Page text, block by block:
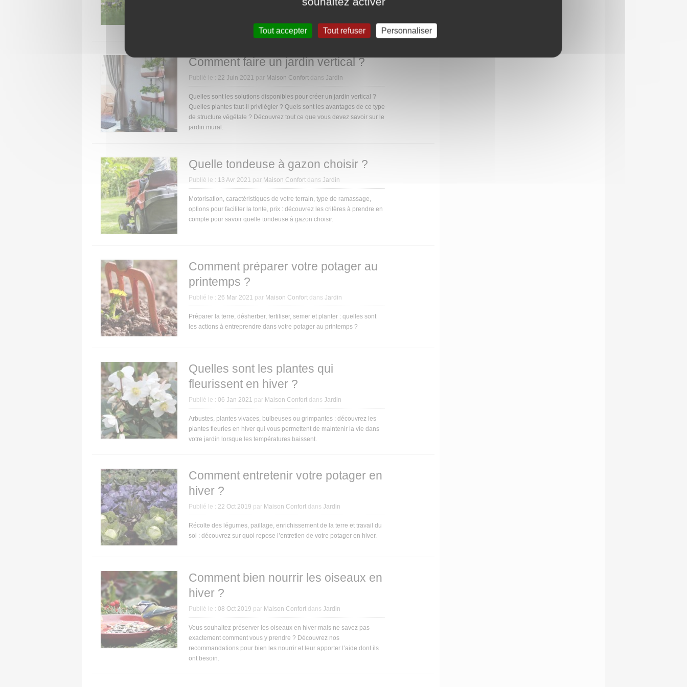
Tout accepter Tout refuser Personnaliser
Critères à prendre en compte pour faire le bon choix, caractéristiques
votre dispositif d’arrosage automatique.
Comment faire un jardin vertical ?
Publié le : 22 Juin 2021 par Maison Confort dans Jardin
Quelles sont les solutions disponibles pour créer un jardin vertical ?
Quelles plantes faut-il privilégier ? Quels sont les avantages de ce type
de structure végétale ? Découvrez tout ce que vous devez savoir sur le
jardin mural.
Quelle tondeuse à gazon choisir ?
Publié le : 13 Avr 2021 par Maison Confort dans Jardin
Motorisation, caractéristiques de votre terrain, type de ramassage,
options pour faciliter la tonte, prix : découvrez les critères à prendre en
compte pour savoir quelle tondeuse à gazon choisir.
Comment préparer votre potager au
printemps ?
Publié le : 26 Mar 2021 par Maison Confort dans Jardin
Préparer la terre, désherber, fertiliser, semer et planter : quelles sont
les actions à entreprendre dans votre potager au printemps ?
Quelles sont les plantes qui
fleurissent en hiver ?
Publié le : 06 Jan 2021 par Maison Confort dans Jardin
Arbustes, plantes vivaces, bulbeuses ou grimpantes : découvrez les
plantes fleuries en hiver qui vous permettent de maintenir la vie dans
votre jardin lorsque les températures baissent.
Comment entretenir votre potager en
hiver ?
Publié le : 22 Oct 2019 par Maison Confort dans Jardin
Récolte des légumes, paillage, enrichissement de la terre et travail du
sol : découvrez sur quoi repose l’entretien de votre potager en hiver.
Comment bien nourrir les oiseaux en
hiver ?
Publié le : 08 Oct 2019 par Maison Confort dans Jardin
Vous souhaitez préserver les oiseaux en hiver mais ne savez pas
exactement comment vous y prendre ? Découvrez nos
recommandations pour bien les nourrir et leur apporter l’aide dont ils
ont besoin.